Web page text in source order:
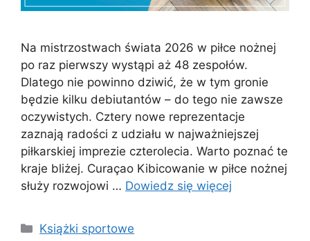
Na mistrzostwach świata 2026 w piłce nożnej
po raz pierwszy wystąpi aż 48 zespołów.
Dlatego nie powinno dziwić, że w tym gronie
będzie kilku debiutantów – do tego nie zawsze
oczywistych. Cztery nowe reprezentacje
zaznają radości z udziału w najważniejszej
piłkarskiej imprezie czterolecia. Warto poznać te
kraje bliżej. Curaçao Kibicowanie w piłce nożnej
służy rozwojowi … Dowiedz się więcej
Kategorie
Książki sportowe